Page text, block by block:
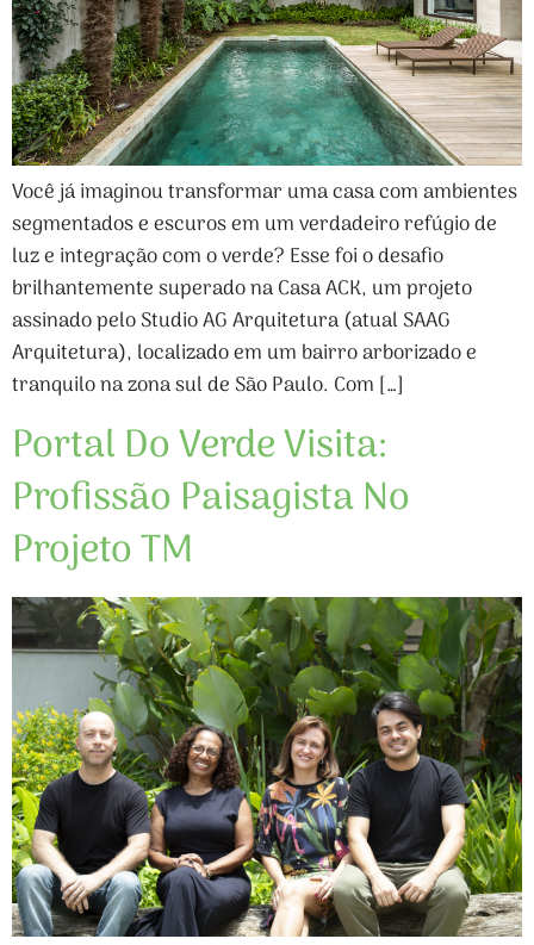
Você já imaginou transformar uma casa com ambientes
segmentados e escuros em um verdadeiro refúgio de
luz e integração com o verde? Esse foi o desafio
brilhantemente superado na Casa ACK, um projeto
assinado pelo Studio AG Arquitetura (atual SAAG
Arquitetura), localizado em um bairro arborizado e
tranquilo na zona sul de São Paulo. Com […]
Portal Do Verde Visita:
Profissão Paisagista No
Projeto TM